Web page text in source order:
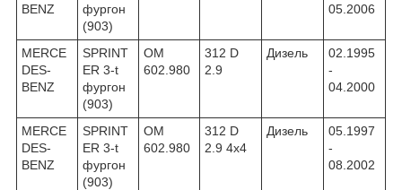
BENZ
фургон
(903)
05.2006
MERCE
DES-
BENZ
SPRINT
ER 3-t
фургон
(903)
OM
602.980
312 D
2.9
Дизель
02.1995
-
04.2000
MERCE
DES-
BENZ
SPRINT
ER 3-t
фургон
(903)
OM
602.980
312 D
2.9 4x4
Дизель
05.1997
-
08.2002